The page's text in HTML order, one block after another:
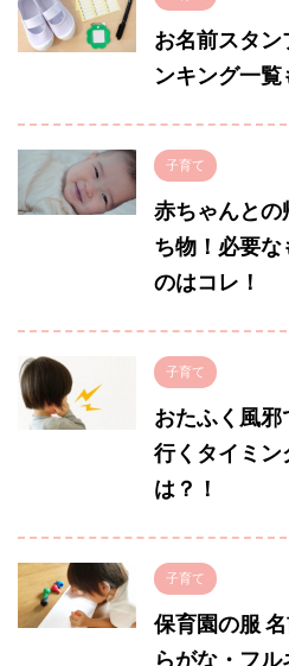
お名前スタ
ンキング一覧
子育て
赤ちゃんとの
ち物！必要な
のはコレ！
子育て
おたふく風
行くタイミン
は？！
子育て
保育園の服
らがな・フ